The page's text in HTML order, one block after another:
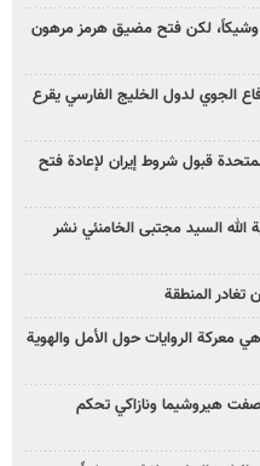
وشيكاً، لكن فتح مضيق هرمز مرهون
الجوي لدول الخليج الفارسي يقرع
قبول شروط إيران لإعادة فتح
الله السيد مجتبى الخامنئي نشر
تغادر المنطقة
معركة الروايات حول الأمل والهوية
هيروشيما ونازاكي تحكم